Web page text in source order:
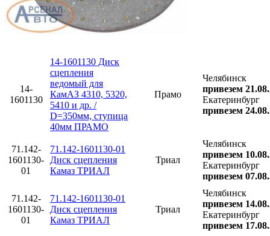
14-
1601130
14-1601130 Диск
сцепления
ведомый для
КамАЗ 4310, 5320,
5410 и др. /
D=350мм, ступица
40мм ПРАМО
Прамо
Челябинск
привезем
Екатеринбург
привезем
71.142-
1601130-
01
71.142-1601130-01
Диск сцепления
Камаз ТРИАЛ
Триал
Челябинск
привезем
Екатеринбург
привезем
71.142-
1601130-
01
71.142-1601130-01
Диск сцепления
Камаз ТРИАЛ
Триал
Челябинск
привезем
Екатеринбург
привезем